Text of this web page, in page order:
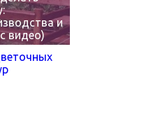
и
видео)